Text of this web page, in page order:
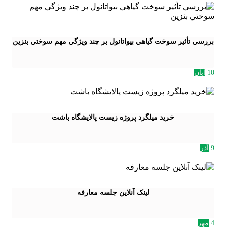
بررسي تأثير سوخت گياهي بيواتانول بر چند ويژگي مهم سوختي بنزين
10 آبان
خرید میلگرد پروژه زیست پالایشگاه باشت
9 آذر
لینک آنلاین جلسه معارفه
4 مهر